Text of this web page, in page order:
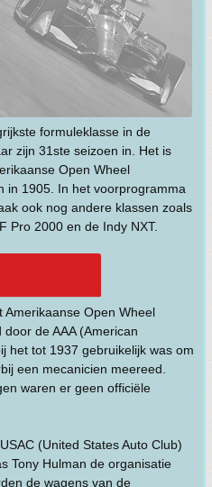
formuleklasse in de
zijn 31ste seizoen in. Het is
Open Wheel
in 1905. In het voorprogramma
ook nog andere klassen zoals
Pro 2000 en de Indy NXT.
Open Wheel
de AAA (American
het tot 1937 gebruikelijk was om
een mecanicien meereed.
waren er geen officiële
(United States Auto Club)
Tony Hulman de organisatie
de wagens van de